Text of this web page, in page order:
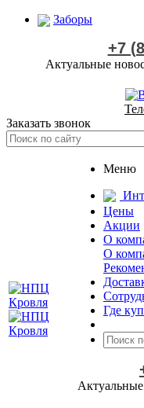
Заборы
+7
Актуальные
Заказать звонок
Меню
Цены
Акции
О
О
Где